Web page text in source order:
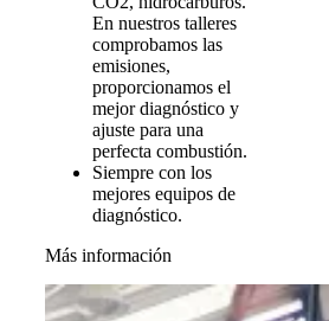
En nuestros talleres
comprobamos las
emisiones,
proporcionamos el
mejor diagnóstico y
ajuste para una
perfecta combustión.
Siempre con los
mejores equipos de
diagnóstico.
Más información